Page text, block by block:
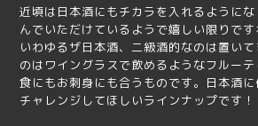
近頃は日本酒にもチカラを入れるように
んでいただけているようで嬉しい限りです
いわゆるザ日本酒、二級酒的なのは置い
のはワイングラスで飲めるようなフルー
食にもお刺身にも合うものです。日本酒
チャレンジしてほしいラインナップです！